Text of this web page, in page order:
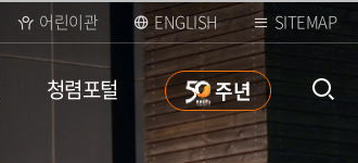
어린이관 ENGLISH SITEMAP
청렴포털 50
주년